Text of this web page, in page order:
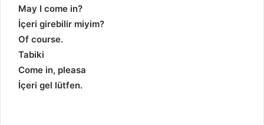
May I come in?
İçeri girebilir miyim?
Of course.
Tabiki
Come in, pleasa
İçeri gel lütfen.